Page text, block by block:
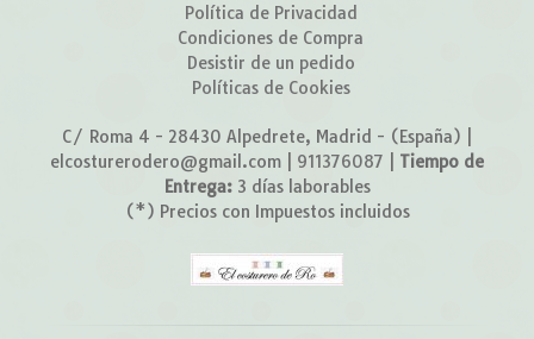
Política de Privacidad
Condiciones de Compra
Desistir de un pedido
Políticas de Cookies
C/ Roma 4 - 28430 Alpedrete, Madrid - (España) |
elcosturerodero@gmail.com | 911376087
Tiempo de
Entrega: 3 días laborables
(*) Precios con Impuestos incluidos